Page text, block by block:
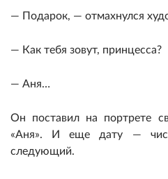
— Подарок, — отмахнулся
— Как тебя зовут, принцесса?
— Аня…
Он поставил на портрете
«Аня». И еще дату —
следующий.